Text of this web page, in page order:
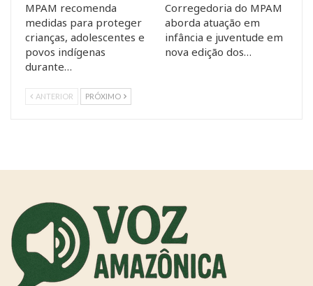
MPAM recomenda
medidas para proteger
crianças, adolescentes e
povos indígenas
durante…
Corregedoria do MPAM
aborda atuação em
infância e juventude em
nova edição dos…
ANTERIOR PRÓXIMO